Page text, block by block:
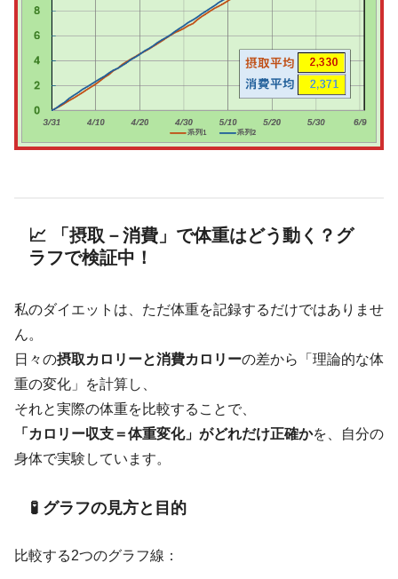
📈 「摂取－消費」で体重はどう動く？グ
ラフで検証中！
私のダイエットは、ただ体重を記録するだけではありませ
ん。
日々の摂取カロリーと消費カロリーの差から「理論的な体
重の変化」を計算し、
それと実際の体重を比較することで、
「カロリー収支＝体重変化」がどれだけ正確かを、自分の
身体で実験しています。
🧪 グラフの見方と目的
比較する2つのグラフ線：